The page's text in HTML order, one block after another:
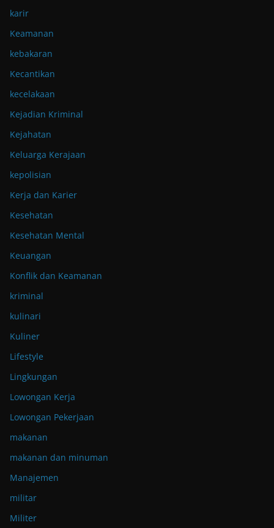
karir
Keamanan
kebakaran
Kecantikan
kecelakaan
Kejadian Kriminal
Kejahatan
Keluarga Kerajaan
kepolisian
Kerja dan Karier
Kesehatan
Kesehatan Mental
Keuangan
Konflik dan Keamanan
kriminal
kulinari
Kuliner
Lifestyle
Lingkungan
Lowongan Kerja
Lowongan Pekerjaan
makanan
makanan dan minuman
Manajemen
militar
Militer